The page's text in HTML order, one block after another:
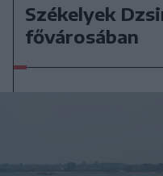
Székelyek
fővárosában